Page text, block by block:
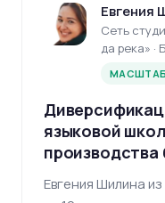
Евгения
Сеть
да река» ·
языковой
производства
Евгения Шилина